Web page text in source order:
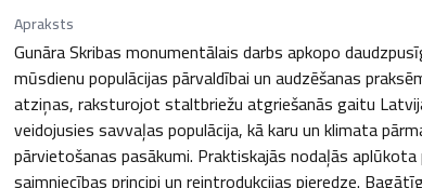
Apraksts
Gunāra Skribas monumentālais darbs apkopo
mūsdienu populācijas pārvaldībai un audzēšanas
atziņas, raksturojot staltbriežu atgriešanās gaitu
veidojusies savvaļas populācija, kā karu un klimata
pārvietošanas pasākumi. Praktiskajās nodaļās
saimniecības principi un reintrodukcijas pieredze.